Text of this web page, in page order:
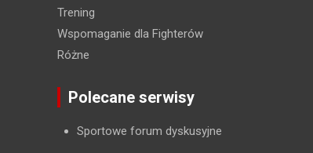
Trening
Wspomaganie dla Fighterów
Różne
Polecane serwisy
Sportowe forum dyskusyjne